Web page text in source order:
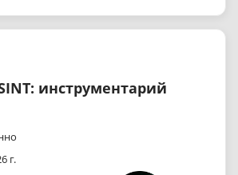
инструментарий
г.